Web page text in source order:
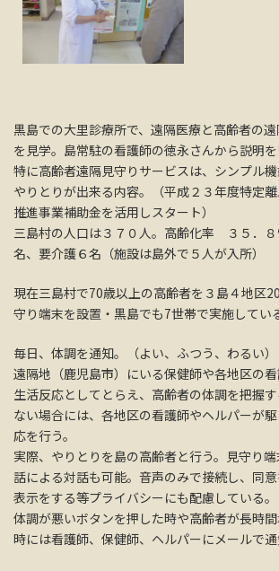
黒島での大里診療所で、遠隔医療と高齢者の
を見学。島常駐の看護師の徳永さんから説明を
特に高齢者遠隔見守りサービスは、シンプル
やりとりが出来る内容。（平成２３年度特定
推進事業補助金を活用しスタート）
三島村の人口は３７０人。高齢化率 ３５．８
名、要介護６名（施設は島外で５人が入所）
現在三島村で70歳以上の高齢者を３島４地区
守り端末を設置・黒島でも7世帯で実施してい
毎日、体調を通知。（よい、ふつう、わるい）
遠隔地（鹿児島市）にいる保健師や各地区の
生活反応としてとらえ、高齢者の体調を把握
ない場合には、各地区の看護師やヘルパーが
応を行う。
実際、やりとりを島の高齢者と行う。見守り
話による対話も可能。音声のみで接続し、同
表示をする等プライバシーにも配慮している。
体調が悪いボタンを押した時や高齢者が長時
時には看護師、保健師、ヘルパーにメールで通